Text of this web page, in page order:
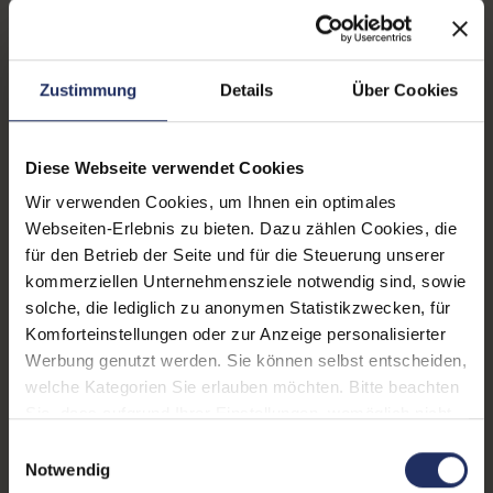
Zustimmung Details Über Cookies
Diese Webseite verwendet Cookies
Wir verwenden Cookies, um Ihnen ein optimales
Webseiten-Erlebnis zu bieten. Dazu zählen Cookies, die
für den Betrieb der Seite und für die Steuerung unserer
kommerziellen Unternehmensziele notwendig sind, sowie
solche, die lediglich zu anonymen Statistikzwecken, für
Komforteinstellungen oder zur Anzeige personalisierter
Werbung genutzt werden. Sie können selbst entscheiden,
welche Kategorien Sie erlauben möchten. Bitte beachten
Weitere Informationen finden Sie in
Notwendig
Gebraucht
Grading: Sehr gut
Displayart: Mattes Display
Intel Core i7 8565U @ 1,8
CPU Generation: 8
Prozessorkerne: 4
Datenspeicher: